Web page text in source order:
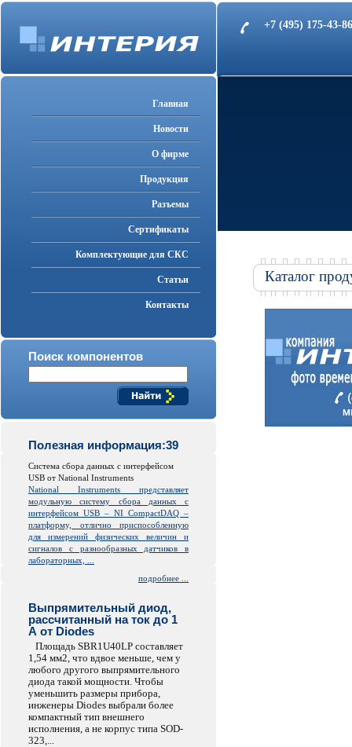
+7 (495) 175-43-
Главная
Новости
О фирме
Продукция
Разъемы
Cертификаты
Комплектующие для СКС
Статьи
Контакты
Поиск компонентов
Полезная информация:39
Система сбора данных с интерфейсом
USB от National Instruments
National Instruments представляет
модульную систему сбора данных с
интерфейсом USB – NI CompactDAQ –
платформу, отлично приспособленную
для измерений физических величин и
сигналов с разнообразных датчиков в
лабораторных, ...
подробнее ...
Выпрямительный диод,
рассчитанный на ток до 1
А от Diodes
Площадь SBR1U40LP составляет
1,54 мм2, что вдвое меньше, чем у
любого другого выпрямительного
диода такой мощности. Чтобы
уменьшить размеры прибора,
инженеры Diodes выбрали более
компактный тип внешнего
исполнения, а не корпус типа SOD-
323,...
Каталог